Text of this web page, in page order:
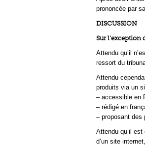
prononcée par
DISCUSSION
Sur l’exception
Attendu qu’il
ressort du
Attendu
produits via un
– accessible en
– rédigé en
– proposant des
Attendu qu’il
d’un site